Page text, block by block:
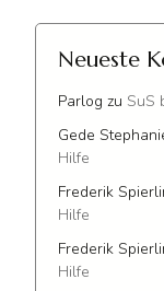
Neueste
Parlog zu SuS
Gede
Hilfe
Frederik
Hilfe
Frederik
Hilfe